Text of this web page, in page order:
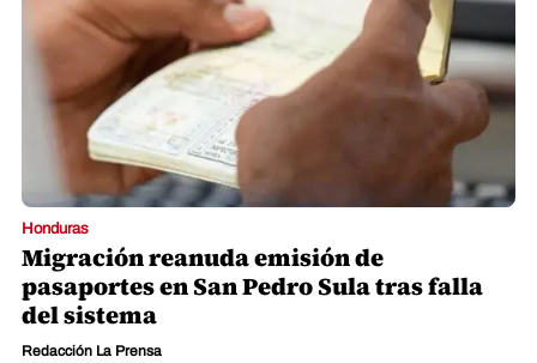
Honduras
Migración reanuda emisión de
pasaportes en San Pedro Sula tras falla
del sistema
Redacción La Prensa